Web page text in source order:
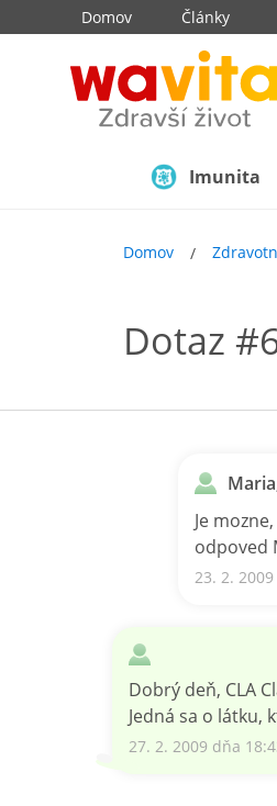
Domov Články
Imunita
Domov
Dotaz
Je
odpoved
23. 2.
Dobrý deň, CLA
Jedná sa o
27. 2. 2009 dňa